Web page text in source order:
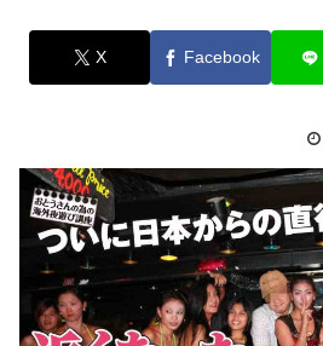
X Facebook